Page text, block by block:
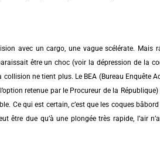
avec un cargo, une vague scélérate. Mais
être un choc (voir la dépression de la
ne tient plus. Le BEA (Bureau Enquête
retenue par le Procureur de la
Ce qui est certain, c’est que les coques
être due qu’à une plongée très rapide, l’air